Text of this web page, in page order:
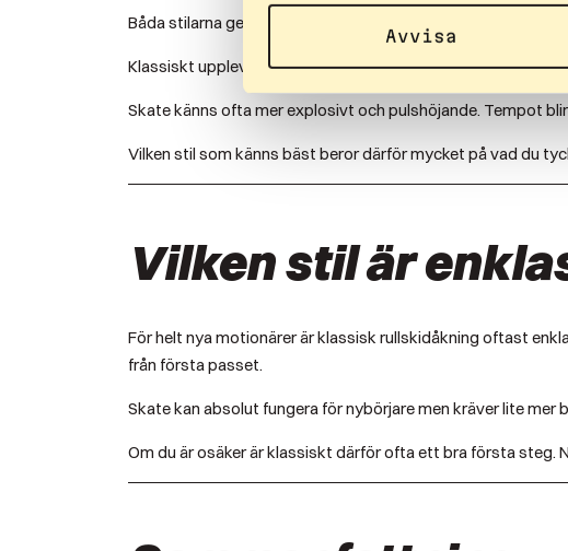
Avvisa
Båda stilarna ger mycket bra konditionsträning. Skillnaden
Klassiskt upplevs ofta som mer rytmiskt och uthålligt. Du
Skate känns ofta mer explosivt och pulshöjande. Tempot
Vilken stil som känns bäst beror därför mycket på vad du
Vilken stil är
För helt nya motionärer är klassisk rullskidåkning oftast
från första passet.
Skate kan absolut fungera för nybörjare men kräver lite mer
Om du är osäker är klassiskt därför ofta ett bra första steg.